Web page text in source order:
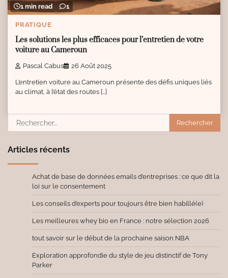
1 min read 1
PRATIQUE
Les solutions les plus efficaces pour l’entretien de votre
voiture au Cameroun
Pascal Cabus 26 Août 2025
L’entretien voiture au Cameroun présente des défis uniques liés
au climat, à l’état des routes […]
Rechercher :
Articles récents
Achat de base de données emails d’entreprises : ce que dit la
loi sur le consentement
Les conseils d’experts pour toujours être bien habillé(e)
Les meilleures whey bio en France : notre sélection 2026
tout savoir sur le début de la prochaine saison NBA
Exploration approfondie du style de jeu distinctif de Tony
Parker